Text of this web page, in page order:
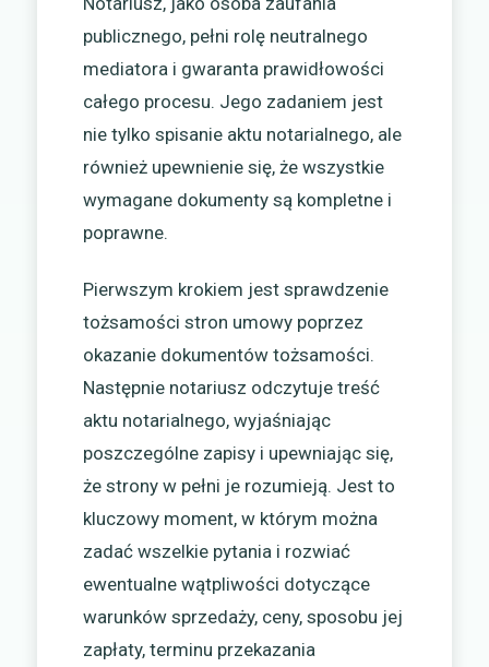
publicznego, pełni rolę neutralnego
mediatora i gwaranta prawidłowości
całego procesu. Jego zadaniem jest
nie tylko spisanie aktu notarialnego, ale
również upewnienie się, że wszystkie
wymagane dokumenty są kompletne i
poprawne.
Pierwszym krokiem jest sprawdzenie
tożsamości stron umowy poprzez
okazanie dokumentów tożsamości.
Następnie notariusz odczytuje treść
aktu notarialnego, wyjaśniając
poszczególne zapisy i upewniając się,
że strony w pełni je rozumieją. Jest to
kluczowy moment, w którym można
zadać wszelkie pytania i rozwiać
ewentualne wątpliwości dotyczące
warunków sprzedaży, ceny, sposobu jej
zapłaty, terminu przekazania